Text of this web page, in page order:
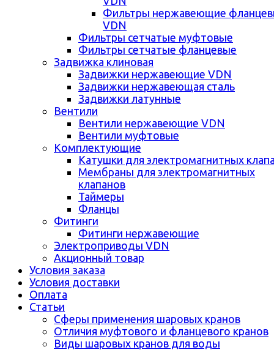
Фильтры нержавеющие
VDN
Фильтры сетчатые муфтовые
Фильтры сетчатые фланцевые
Задвижка клиновая
Задвижки нержавеющие VDN
Задвижки нержавеющая сталь
Задвижки латунные
Вентили
Вентили нержавеющие VDN
Вентили муфтовые
Комплектующие
Катушки для электромагнитных
Мембраны для электромагнитных
клапанов
Таймеры
Фланцы
Фитинги
Фитинги нержавеющие
Электроприводы VDN
Акционный товар
Условия заказа
Условия доставки
Оплата
Статьи
Сферы применения шаровых кранов
Отличия муфтового и фланцевого кранов
Виды шаровых кранов для воды